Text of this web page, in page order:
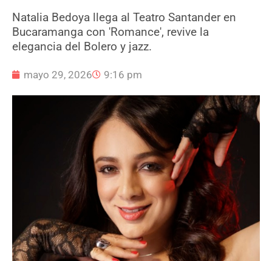
Natalia Bedoya llega al Teatro Santander en
Bucaramanga con 'Romance', revive la
elegancia del Bolero y jazz.
mayo 29, 2026 9:16 pm